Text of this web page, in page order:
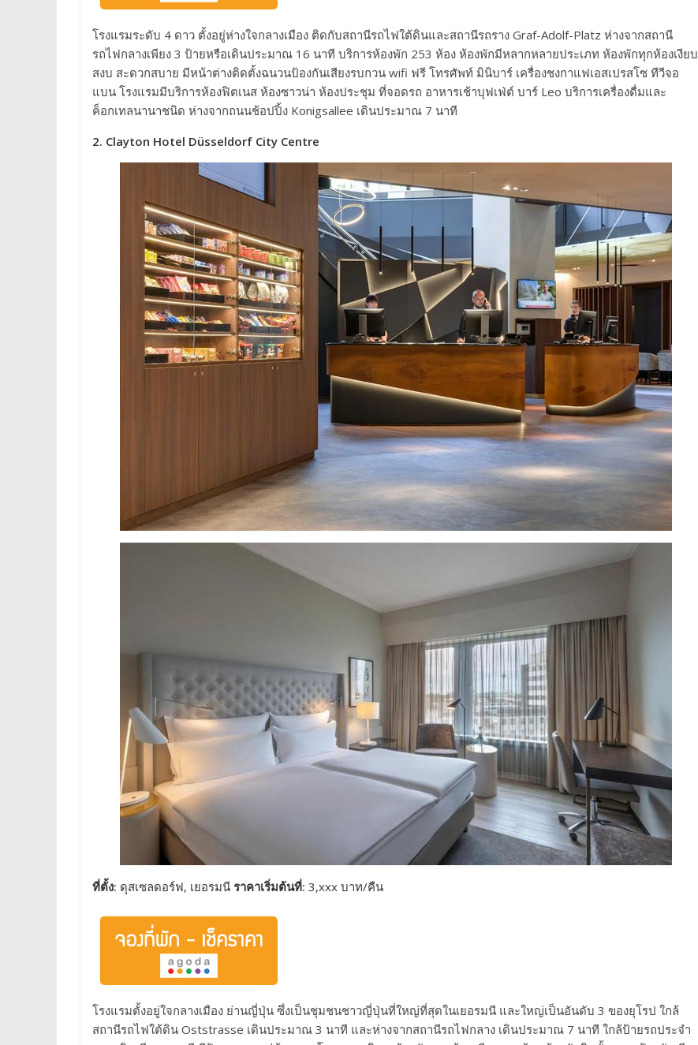
โรงแรมระดับ 4 ดาว ตั้งอยู่ห่างใจกลางเมือง ติดกับสถานีรถไฟใต้ดินและสถานีรถราง Graf-Adolf-Platz ห่างจากสถานี
รถไฟกลางเพียง 3 ป้ายหรือเดินประมาณ 16 นาที บริการห้องพัก 253 ห้อง ห้องพักมีหลากหลายประเภท ห้องพักทุกห้องเงียบ
สงบ สะดวกสบาย มีหน้าต่างติดตั้งฉนวนป้องกันเสียงรบกวน wifi ฟรี โทรศัพท์ มินิบาร์ เครื่องชงกาแฟเอสเปรสโซ ทีวีจอ
แบน โรงแรมมีบริการห้องฟิตเนส ห้องซาวน่า ห้องประชุม ที่จอดรถ อาหารเช้าบุฟเฟ่ต์ บาร์ Leo บริการเครื่องดื่มและ
ค็อกเทลนานาชนิด ห่างจากถนนช้อปปิ้ง Konigsallee เดินประมาณ 7 นาที
2. Clayton Hotel Düsseldorf City Centre
ที่ตั้ง: ดุสเซลดอร์ฟ, เยอรมนี ราคาเริ่มต้นที่: 3,xxx บาท/คืน
โรงแรมตั้งอยู่ใจกลางเมือง ย่านญี่ปุ่น ซึ่งเป็นชุมชนชาวญี่ปุ่นที่ใหญ่ที่สุดในเยอรมนี และใหญ่เป็นอันดับ 3 ของยุโรป ใกล้
สถานีรถไฟใต้ดิน Oststrasse เดินประมาณ 3 นาที และห่างจากสถานีรถไฟกลาง เดินประมาณ 7 นาที ใกล้ป้ายรถประจำ